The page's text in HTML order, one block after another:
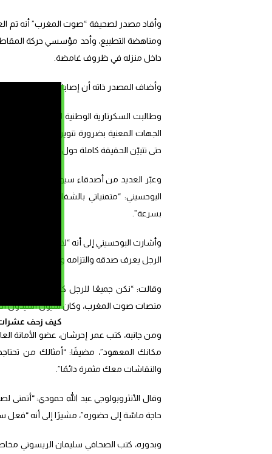
كيف زحف عشرات
وأفاد مصدر لصحيفة “صوت المغرب” أنه تم
داخل منزله في ظروف غامضة.
وأضاف المصدر ذاته أن إصابات لوحظت على
وطالبت السكرتارية الوطنية للجبهة
الجهات المعنية بضرورة تنوير الرأي العام
حتى تتبيّن الحقيقة كاملة حول هذا الحادث
وعبّر العديد من أصدقاء سيون أسيدون عن
البوحسيني: “متمنياتي بالشفاء العاجل
بسرعة”.
وأشارت البوحسيني إلى أنه “لا يمكن تصوّر
الرجل يعرف صدقه والتزامه وسمو ودماثة
وقالت: “نكن جميعًا للرجل كل التقدير
منصات صوت المغرب، وكان سيون أسيدون أحد
ومن جانبه، كتب عمر إحرشان، عضو الأمانة
مكانك المعهود”، مضيفًا: “أمثالك من
والنقاشات معك مثمرة دائمًا”.
وقال الأنثروبولوجي عبد الله حمودي:
حاجة ماسّة إلى حضوره”، مشيرًا إلى أنه “فعل
وبدوره، كتب الصحافي سليمان الريسوني